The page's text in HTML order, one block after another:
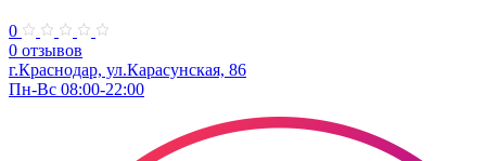
0
0 отзывов
г.Краснодар, ул.​​Карасунская, 86
Пн-Вс 08:00-22:00